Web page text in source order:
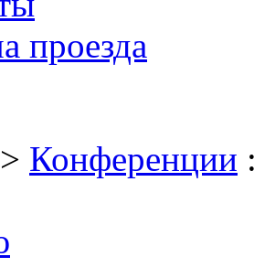
проезда
Конференции